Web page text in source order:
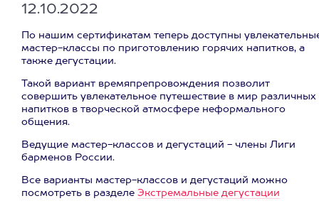
12.10.2022
По нашим сертификатам теперь доступны
мастер-классы по приготовлению горячих напитков, а
также дегустации.
Такой вариант времяпрепровождения позволит
совершить увлекательное путешествие в мир различных
напитков в творческой атмосфере неформального
общения.
Ведущие мастер-классов и дегустаций - члены Лиги
барменов России.
Все варианты мастер-классов и дегустаций можно
посмотреть в разделе Экстремальные дегустации